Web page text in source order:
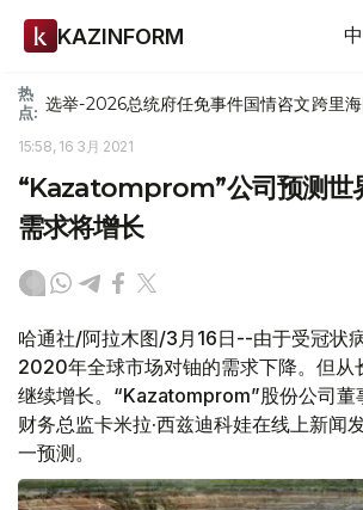
KAZINFORM
热
点: 选举-2026总统府任免事件国情咨文跨里
15:58, 16 3月 2021
“Kazatomprom”公司预测世
需求将增长
哈通社/阿拉木图/3月16日--由于受冠状
2020年全球市场对铀的需求下降。但从
继续增长。“Kazatomprom”股份公司董
财务总监卡米拉·西兹迪科娃在线上新闻
一预测。